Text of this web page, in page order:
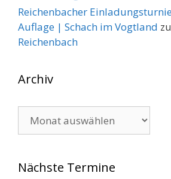
Reichenbacher
Auflage | Schach im Vogtland zu
Reichenbach
Archiv
Nächste Termine